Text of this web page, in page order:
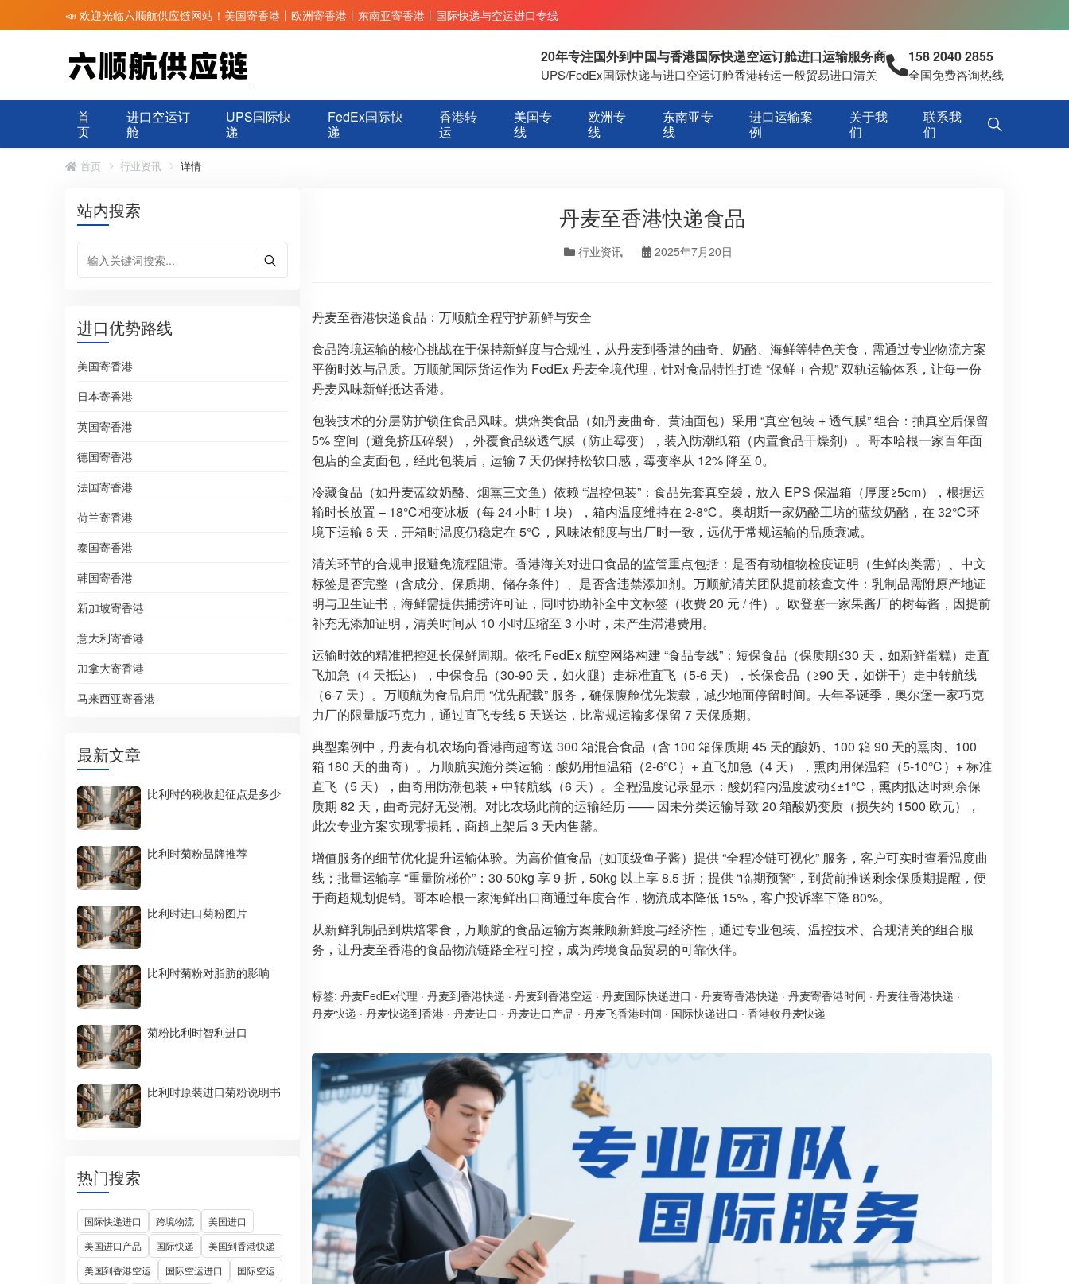
📣 欢迎光临六顺航供应链网站！美国寄香港丨欧洲寄香港丨东南亚寄香港丨国际快递与空运进口专线
20年专注国外到中国与香港国际快递空运订舱进口运输服务商
UPS/FedEx国际快递与进口空运订舱香港转运一般贸易进口清关
158 2040 2855
全国免费咨询热线
首
页
进口空运订
舱
UPS国际快
递
FedEx国际快
递
香港转
运
美国专
线
欧洲专
线
东南亚专
线
进口运输案
例
关于我
们
联系我
们
首页 行业资讯 详情
站内搜索
进口优势路线
美国寄香港
日本寄香港
英国寄香港
德国寄香港
法国寄香港
荷兰寄香港
泰国寄香港
韩国寄香港
新加坡寄香港
意大利寄香港
加拿大寄香港
马来西亚寄香港
最新文章
比利时的税收起征点是多少
比利时菊粉品牌推荐
比利时进口菊粉图片
比利时菊粉对脂肪的影响
菊粉比利时智利进口
比利时原装进口菊粉说明书
热门搜索
国际快递进口 跨境物流
美国进口
美国进口产品
国际快递
美国到香港快递
美国到香港空运
国际空运进口
国际空运
丹麦至香港快递食品
行业资讯 2025年7月20日
丹麦至香港快递食品：万顺航全程守护新鲜与安全
食品跨境运输的核心挑战在于保持新鲜度与合规性，从丹麦到香港的曲奇、奶酪、海鲜等特色美食，需通过专业物流方案
平衡时效与品质。万顺航国际货运作为 FedEx 丹麦全境代理，针对食品特性打造 “保鲜 + 合规” 双轨运输体系，让每一份
丹麦风味新鲜抵达香港。
包装技术的分层防护锁住食品风味。烘焙类食品（如丹麦曲奇、黄油面包）采用 “真空包装 + 透气膜” 组合：抽真空后保留
5% 空间（避免挤压碎裂），外覆食品级透气膜（防止霉变），装入防潮纸箱（内置食品干燥剂）。哥本哈根一家百年面
包店的全麦面包，经此包装后，运输 7 天仍保持松软口感，霉变率从 12% 降至 0。
冷藏食品（如丹麦蓝纹奶酪、烟熏三文鱼）依赖 “温控包装”：食品先套真空袋，放入 EPS 保温箱（厚度≥5cm），根据运
输时长放置 – 18℃相变冰板（每 24 小时 1 块），箱内温度维持在 2-8℃。奥胡斯一家奶酪工坊的蓝纹奶酪，在 32℃环
境下运输 6 天，开箱时温度仍稳定在 5℃，风味浓郁度与出厂时一致，远优于常规运输的品质衰减。
清关环节的合规申报避免流程阻滞。香港海关对进口食品的监管重点包括：是否有动植物检疫证明（生鲜肉类需）、中文
标签是否完整（含成分、保质期、储存条件）、是否含违禁添加剂。万顺航清关团队提前核查文件：乳制品需附原产地证
明与卫生证书，海鲜需提供捕捞许可证，同时协助补全中文标签（收费 20 元 / 件）。欧登塞一家果酱厂的树莓酱，因提前
补充无添加证明，清关时间从 10 小时压缩至 3 小时，未产生滞港费用。
运输时效的精准把控延长保鲜周期。依托 FedEx 航空网络构建 “食品专线”：短保食品（保质期≤30 天，如新鲜蛋糕）走直
飞加急（4 天抵达），中保食品（30-90 天，如火腿）走标准直飞（5-6 天），长保食品（≥90 天，如饼干）走中转航线
（6-7 天）。万顺航为食品启用 “优先配载” 服务，确保腹舱优先装载，减少地面停留时间。去年圣诞季，奥尔堡一家巧克
力厂的限量版巧克力，通过直飞专线 5 天送达，比常规运输多保留 7 天保质期。
典型案例中，丹麦有机农场向香港商超寄送 300 箱混合食品（含 100 箱保质期 45 天的酸奶、100 箱 90 天的熏肉、100
箱 180 天的曲奇）。万顺航实施分类运输：酸奶用恒温箱（2-6℃）+ 直飞加急（4 天），熏肉用保温箱（5-10℃）+ 标准
直飞（5 天），曲奇用防潮包装 + 中转航线（6 天）。全程温度记录显示：酸奶箱内温度波动≤±1℃，熏肉抵达时剩余保
质期 82 天，曲奇完好无受潮。对比农场此前的运输经历 —— 因未分类运输导致 20 箱酸奶变质（损失约 1500 欧元），
此次专业方案实现零损耗，商超上架后 3 天内售罄。
增值服务的细节优化提升运输体验。为高价值食品（如顶级鱼子酱）提供 “全程冷链可视化” 服务，客户可实时查看温度曲
线；批量运输享 “重量阶梯价”：30-50kg 享 9 折，50kg 以上享 8.5 折；提供 “临期预警”，到货前推送剩余保质期提醒，便
于商超规划促销。哥本哈根一家海鲜出口商通过年度合作，物流成本降低 15%，客户投诉率下降 80%。
从新鲜乳制品到烘焙零食，万顺航的食品运输方案兼顾新鲜度与经济性，通过专业包装、温控技术、合规清关的组合服
务，让丹麦至香港的食品物流链路全程可控，成为跨境食品贸易的可靠伙伴。
标签: 丹麦FedEx代理 · 丹麦到香港快递 · 丹麦到香港空运 · 丹麦国际快递进口 · 丹麦寄香港快递 · 丹麦寄香港时间 · 丹麦往香港快递 ·
丹麦快递 · 丹麦快递到香港 · 丹麦进口 · 丹麦进口产品 · 丹麦飞香港时间 · 国际快递进口 · 香港收丹麦快递